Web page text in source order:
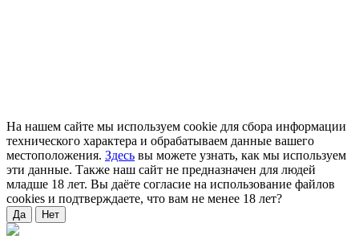
На нашем сайте мы используем cookie для сбора информации
технического характера и обрабатываем данные вашего
местоположения. Здесь вы можете узнать, как мы используем
эти данные. Также наш сайт не предназначен для людей
младше 18 лет. Вы даёте согласие на использование файлов
cookies и подтверждаете, что вам не менее 18 лет?
Да Нет